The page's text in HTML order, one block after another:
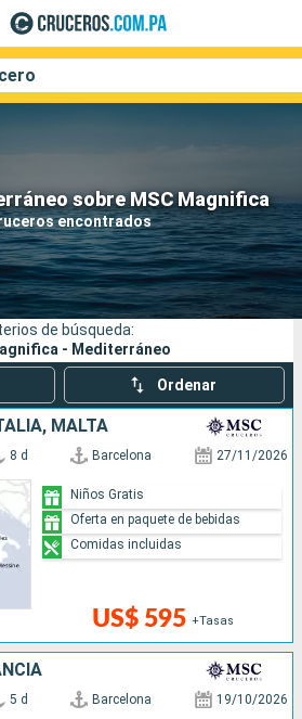
sobre MSC Magnifica
encontrados
Compañías
Buscar
de búsqueda:
- Mediterráneo
Ordenar
MALTA
8 d Barcelona 27/11/2026
US$ 595 +Tasas
Niños Gratis
Oferta en paquete de bebidas
Comidas incluidas
5 d Barcelona 19/10/2026